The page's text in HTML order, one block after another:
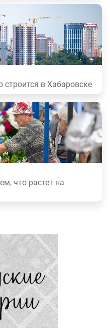
в Хабаровске
что растет на